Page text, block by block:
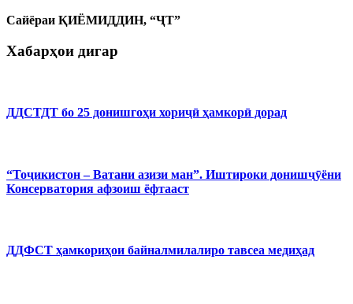
Сайёраи ҚИЁМИДДИН, “ҶТ”
Хабарҳои дигар
ДДСТДТ бо 25 донишгоҳи хориҷӣ ҳамкорӣ дорад
“Тоҷикистон – Ватани азизи ман”. Иштироки донишҷӯёни
Консерватория афзоиш ёфтааст
ДДФСТ ҳамкориҳои байналмилалиро тавсеа медиҳад